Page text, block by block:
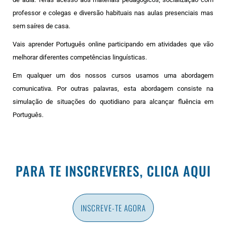
professor e colegas e diversão habituais nas aulas presenciais mas
sem saíres de casa.
Vais aprender Português online participando em atividades que vão
melhorar diferentes competências linguísticas.
Em qualquer um dos nossos cursos usamos uma abordagem
comunicativa. Por outras palavras, esta abordagem consiste na
simulação de situações do quotidiano para alcançar fluência em
Português.
PARA TE INSCREVERES, CLICA AQUI
INSCREVE-TE AGORA